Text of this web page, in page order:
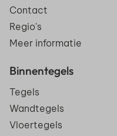
Contact
Regio's
Meer informatie
Binnentegels
Tegels
Wandtegels
Vloertegels